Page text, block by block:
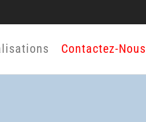
Contactez-Nous